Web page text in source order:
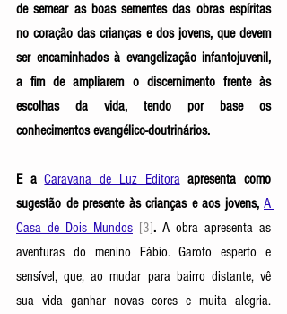
de semear as boas sementes das obras espíritas
no coração das crianças e dos jovens, que devem
ser encaminhados à evangelização infantojuvenil,
a fim de ampliarem o discernimento frente às
escolhas da vida, tendo por base os
conhecimentos evangélico-doutrinários.
E a Caravana de Luz Editora apresenta como
sugestão de presente às crianças e aos jovens, A
Casa de Dois Mundos [3]. A obra apresenta as
aventuras do menino Fábio. Garoto esperto e
sensível, que, ao mudar para bairro distante, vê
sua vida ganhar novas cores e muita alegria.